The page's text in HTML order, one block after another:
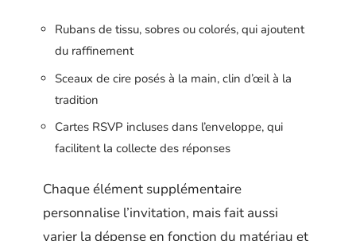
Rubans de tissu, sobres ou colorés, qui ajoutent
du raffinement
Sceaux de cire posés à la main, clin d’œil à la
tradition
Cartes RSVP incluses dans l’enveloppe, qui
facilitent la collecte des réponses
Chaque élément supplémentaire
personnalise l’invitation, mais fait aussi
varier la dépense en fonction du matériau et